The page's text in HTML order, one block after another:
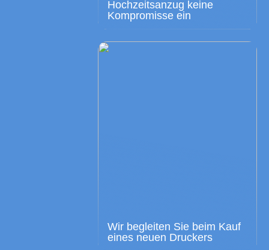
Hochzeitsanzug keine
Kompromisse ein
Wir begleiten Sie beim Kauf
eines neuen Druckers